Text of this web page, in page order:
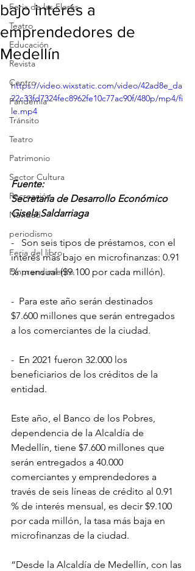
Feria de las Flores
Teatro
Educación
Revista
Centro
Pandemia
Tránsito
Teatro
Patrimonio
Sector Cultura
Recreación
Navidad
periodismo
Feria del libro
Emprendimiento
bajo interés a
emprendedores de
Medellín
https://video.wixstatic.com/video/42ad8e_da
22c33fd7324fec8962fe10c77ac90f/480p/mp4/fi
le.mp4
Fuente:
Secretaría de Desarrollo Económico
Gisela Saldarriaga
-   Son seis tipos de préstamos, con el
interés más bajo en microfinanzas: 0.91
% mensual ($9.100 por cada millón).
-  Para este año serán destinados
$7.600 millones que serán entregados
a los comerciantes de la ciudad.
-  En 2021 fueron 32.000 los
beneficiarios de los créditos de la
entidad.
Este año, el Banco de los Pobres,
dependencia de la Alcaldía de
Medellín, tiene $7.600 millones que
serán entregados a 40.000
comerciantes y emprendedores a
través de seis líneas de crédito al 0.91
% de interés mensual, es decir $9.100
por cada millón, la tasa más baja en
microfinanzas de la ciudad.
“Desde la Alcaldía de Medellín, con las